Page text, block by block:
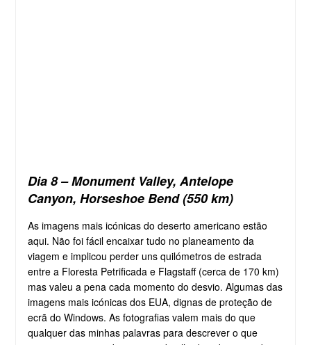
Dia 8 – Monument Valley, Antelope
Canyon, Horseshoe Bend (550 km)
As imagens mais icónicas do deserto americano estão
aqui. Não foi fácil encaixar tudo no planeamento da
viagem e implicou perder uns quilómetros de estrada
entre a Floresta Petrificada e Flagstaff (cerca de 170 km)
mas valeu a pena cada momento do desvio. Algumas das
imagens mais icónicas dos EUA, dignas de proteção de
ecrã do Windows. As fotografias valem mais do que
qualquer das minhas palavras para descrever o que